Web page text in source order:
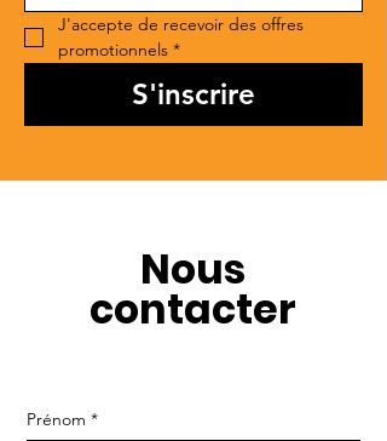
J'accepte de recevoir des offres
promotionnels *
S'inscrire
Nous
contacter
Prénom *